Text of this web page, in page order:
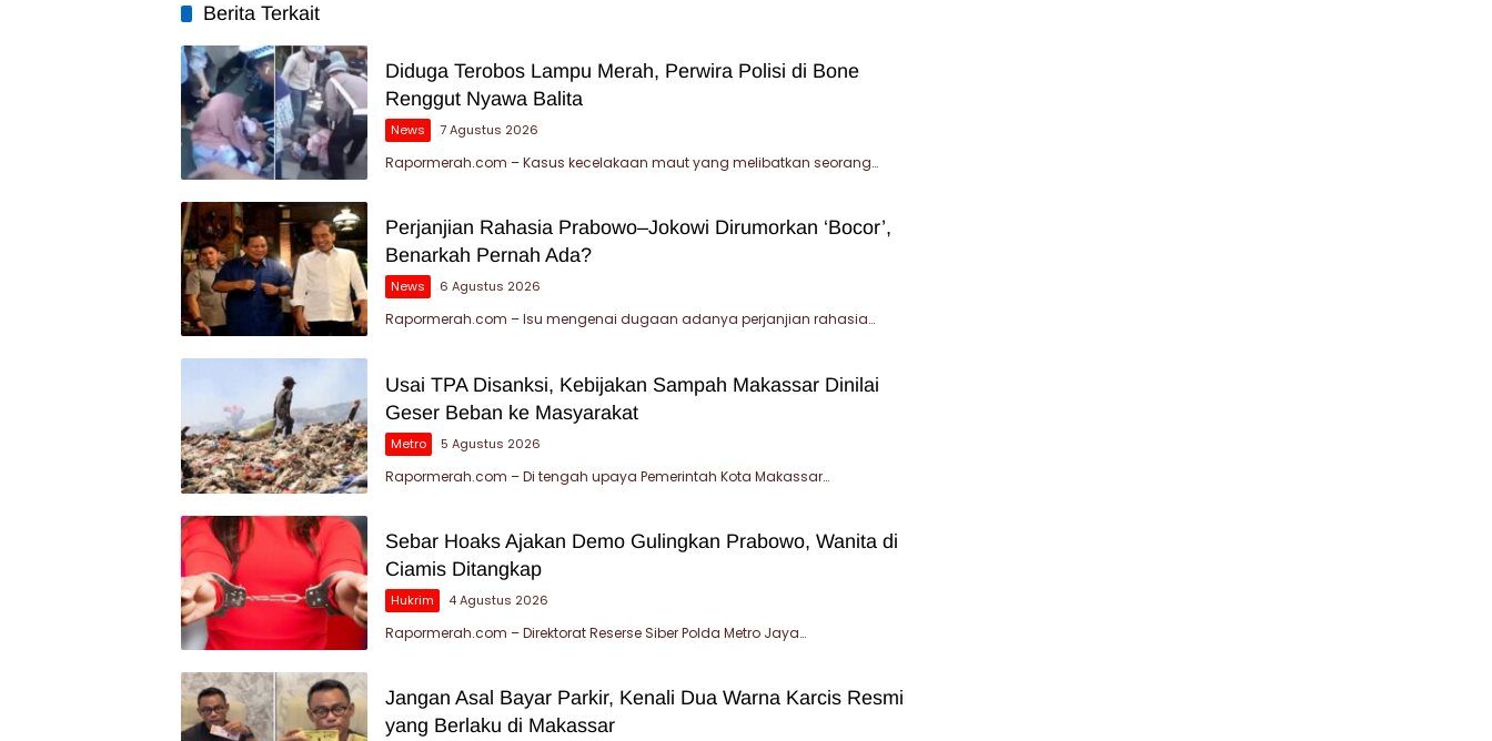
Berita Terkait
Diduga Terobos Lampu Merah, Perwira Polisi di Bone
Renggut Nyawa Balita
News 7 Agustus 2026
Rapormerah.com – Kasus kecelakaan maut yang melibatkan seorang…
Perjanjian Rahasia Prabowo–Jokowi Dirumorkan ‘Bocor’,
Benarkah Pernah Ada?
News 6 Agustus 2026
Rapormerah.com – Isu mengenai dugaan adanya perjanjian rahasia…
Usai TPA Disanksi, Kebijakan Sampah Makassar Dinilai
Geser Beban ke Masyarakat
Metro 5 Agustus 2026
Rapormerah.com – Di tengah upaya Pemerintah Kota Makassar…
Sebar Hoaks Ajakan Demo Gulingkan Prabowo, Wanita di
Ciamis Ditangkap
Hukrim 4 Agustus 2026
Rapormerah.com – Direktorat Reserse Siber Polda Metro Jaya…
Jangan Asal Bayar Parkir, Kenali Dua Warna Karcis Resmi
yang Berlaku di Makassar